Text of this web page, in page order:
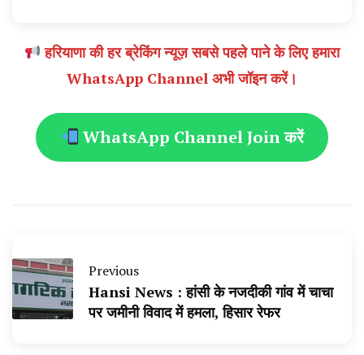
हरियाणा की हर ब्रेकिंग न्यूज़ सबसे पहले पाने के लिए हमारा
WhatsApp Channel अभी जॉइन करें।
WhatsApp Channel Join करें
Previous
Hansi News : हांसी के नजदीकी गांव में चाचा
पर जमीनी विवाद में हमला, हिसार रेफर